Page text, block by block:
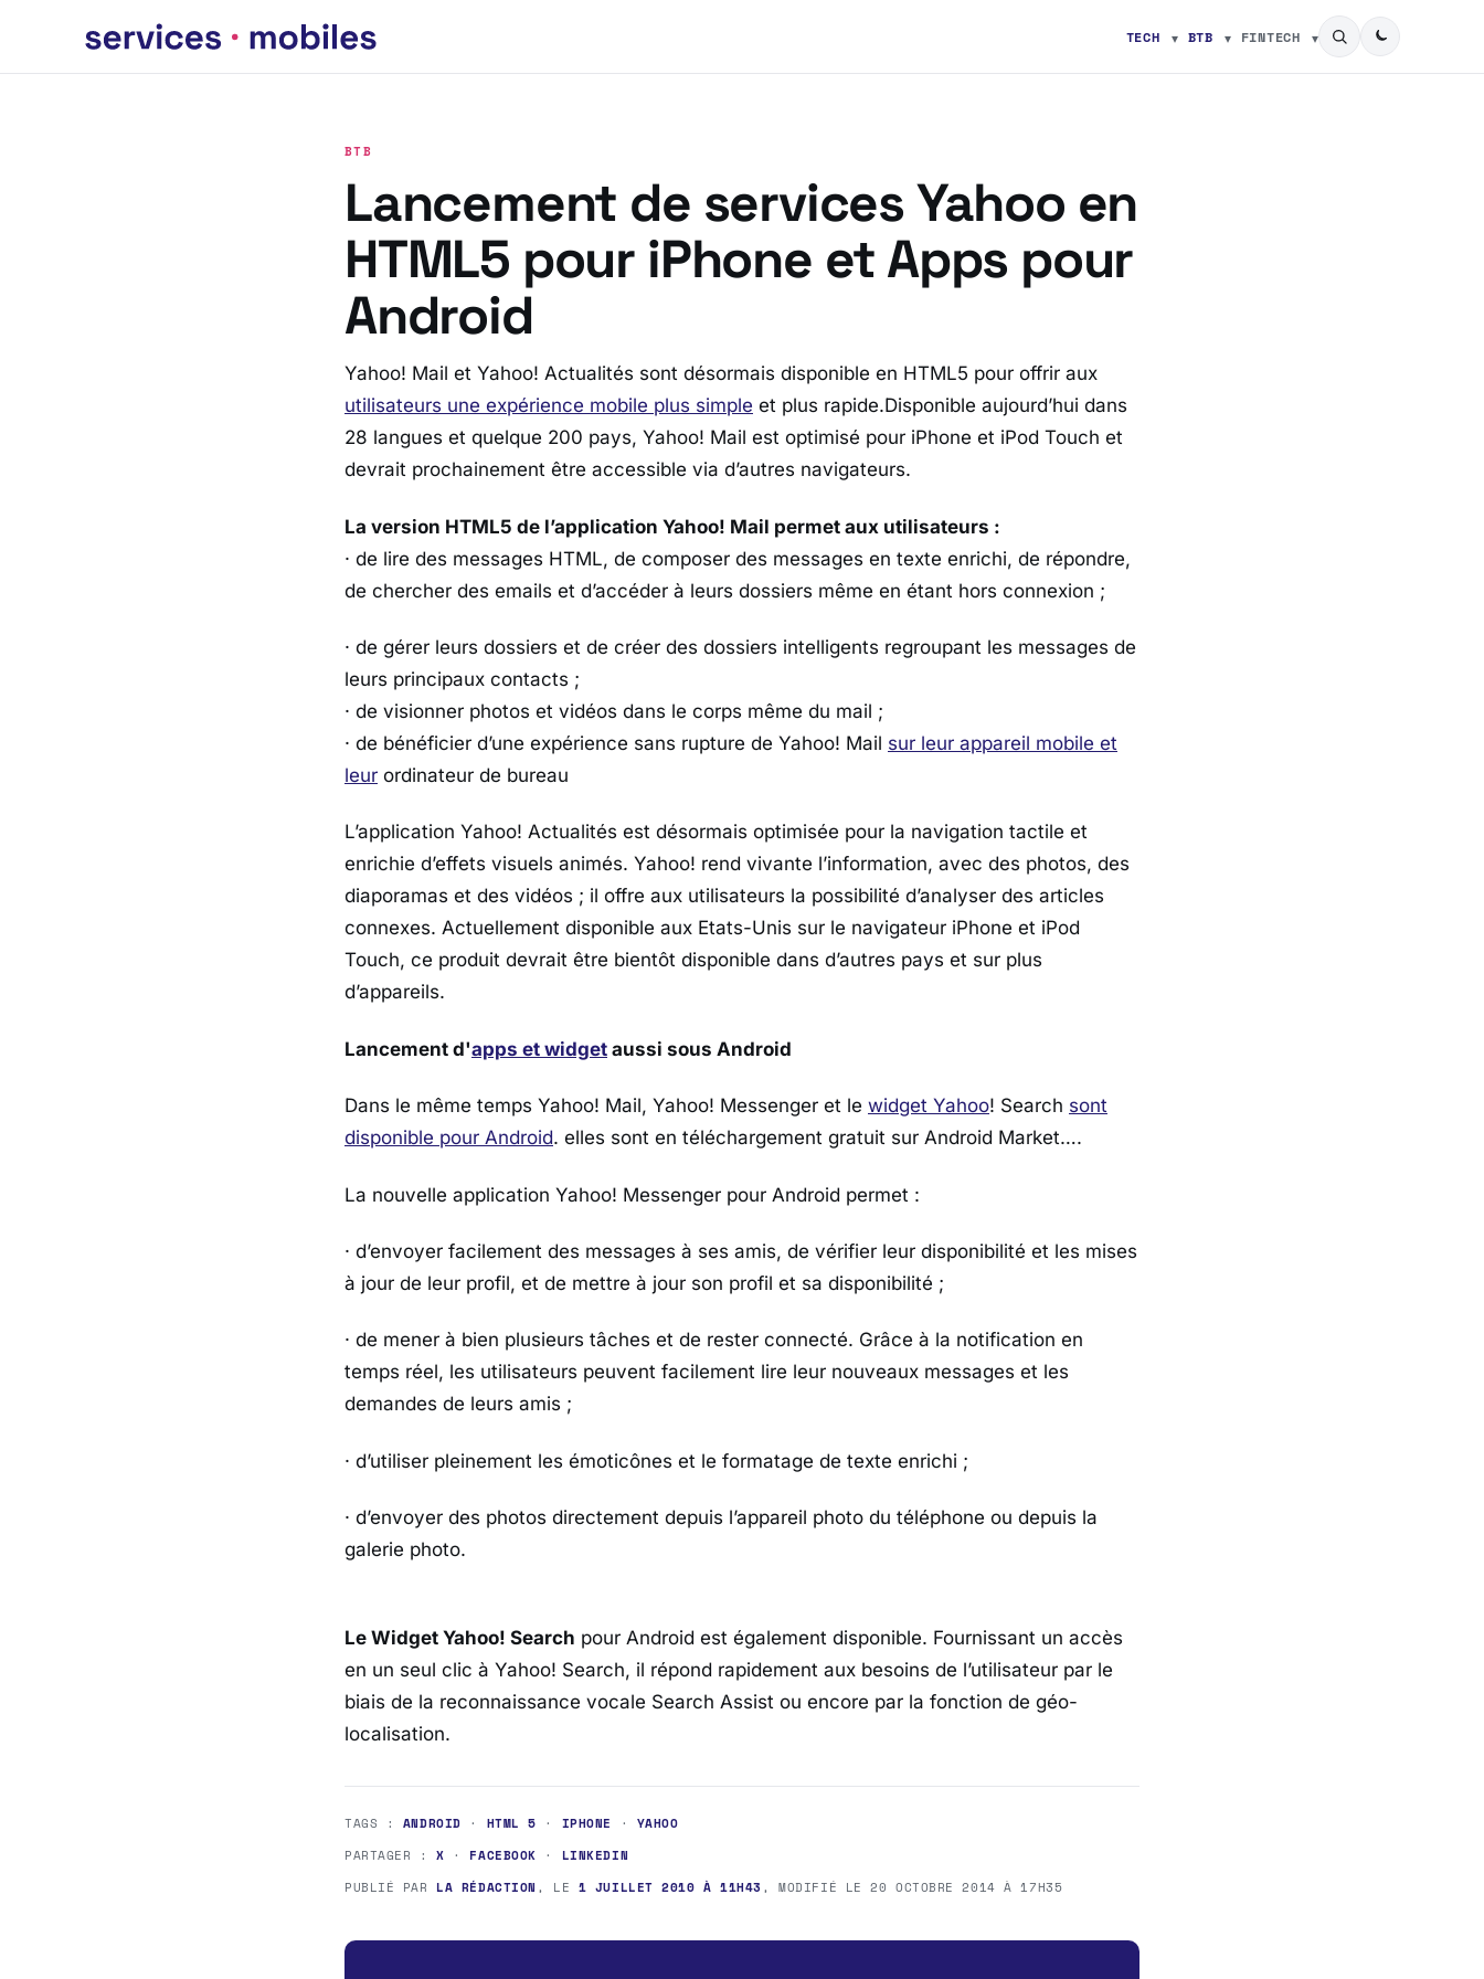
TECH BTB FINTECH
BTB
Lancement de services Yahoo en
HTML5 pour iPhone et Apps pour
Android
Yahoo! Mail et Yahoo! Actualités sont désormais disponible en HTML5 pour offrir aux
utilisateurs une expérience mobile plus simple et plus rapide.Disponible aujourd’hui dans
28 langues et quelque 200 pays, Yahoo! Mail est optimisé pour iPhone et iPod Touch et
devrait prochainement être accessible via d’autres navigateurs.
La version HTML5 de l’application Yahoo! Mail permet aux utilisateurs :
· de lire des messages HTML, de composer des messages en texte enrichi, de répondre,
de chercher des emails et d’accéder à leurs dossiers même en étant hors connexion ;
· de gérer leurs dossiers et de créer des dossiers intelligents regroupant les messages de
leurs principaux contacts ;
· de visionner photos et vidéos dans le corps même du mail ;
· de bénéficier d’une expérience sans rupture de Yahoo! Mail sur leur appareil mobile et
leur ordinateur de bureau
L’application Yahoo! Actualités est désormais optimisée pour la navigation tactile et
enrichie d’effets visuels animés. Yahoo! rend vivante l’information, avec des photos, des
diaporamas et des vidéos ; il offre aux utilisateurs la possibilité d’analyser des articles
connexes. Actuellement disponible aux Etats-Unis sur le navigateur iPhone et iPod
Touch, ce produit devrait être bientôt disponible dans d’autres pays et sur plus
d’appareils.
Lancement d'apps et widget aussi sous Android
Dans le même temps Yahoo! Mail, Yahoo! Messenger et le widget Yahoo! Search sont
disponible pour Android. elles sont en téléchargement gratuit sur Android Market….
La nouvelle application Yahoo! Messenger pour Android permet :
· d’envoyer facilement des messages à ses amis, de vérifier leur disponibilité et les mises
à jour de leur profil, et de mettre à jour son profil et sa disponibilité ;
· de mener à bien plusieurs tâches et de rester connecté. Grâce à la notification en
temps réel, les utilisateurs peuvent facilement lire leur nouveaux messages et les
demandes de leurs amis ;
· d’utiliser pleinement les émoticônes et le formatage de texte enrichi ;
· d’envoyer des photos directement depuis l’appareil photo du téléphone ou depuis la
galerie photo.
Le Widget Yahoo! Search pour Android est également disponible. Fournissant un accès
en un seul clic à Yahoo! Search, il répond rapidement aux besoins de l’utilisateur par le
biais de la reconnaissance vocale Search Assist ou encore par la fonction de géo-
localisation.
TAGS : ANDROID · HTML 5 · IPHONE · YAHOO
PARTAGER :X · FACEBOOK · LINKEDIN
PUBLIÉ PAR LA RÉDACTION , LE 1 JUILLET 2010 À 11H43 , MODIFIÉ LE20 OCTOBRE 2014 À 17H35